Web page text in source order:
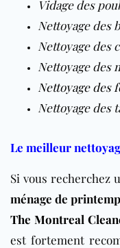
Vidage des
Nettoyage des
Nettoyage des
Nettoyage des
Nettoyage des
Nettoyage des
Le meilleur
Si vous recherchez
ménage de
The Montreal
est fortement